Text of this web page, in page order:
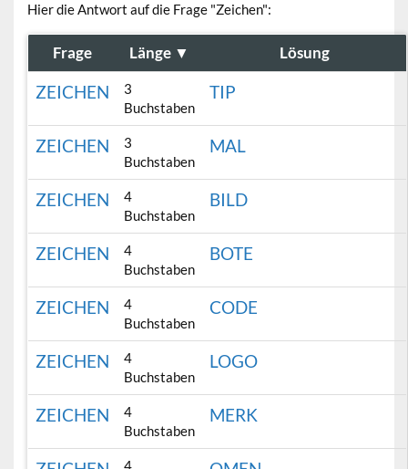
Hier die Antwort auf die Frage "Zeichen":
Frage Länge ▼ Lösung
ZEICHEN
3
Buchstaben
TIP
ZEICHEN
3
Buchstaben
MAL
ZEICHEN
4
Buchstaben
BILD
ZEICHEN
4
Buchstaben
BOTE
ZEICHEN
4
Buchstaben
CODE
ZEICHEN
4
Buchstaben
LOGO
ZEICHEN
4
Buchstaben
MERK
4